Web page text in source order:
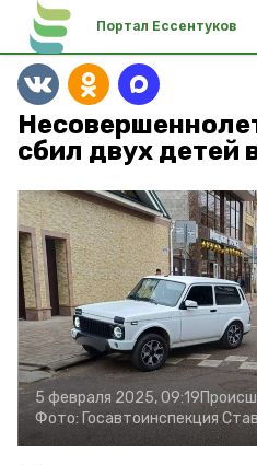
Портал Ессентуков
сбил двух детей
5 февраля 2025, 09:19
Фото: Госавтоинспекция